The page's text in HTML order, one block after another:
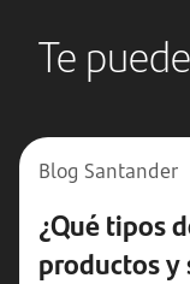
Te
Blog Santander
¿Qué tipos
productos y